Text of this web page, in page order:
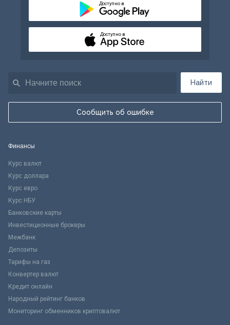
Найти
Сообщить об ошибке
Доступно в
Доступно в
Финансы
Курс валют
Курс доллара
Курс евро
Курс НБУ
Банковские карты
Инвестиционные брокеры
Межбанк
Депозиты
Тарифы на газ
Конвертер валют
Кредит онлайн
Народный рейтинг банков
Мониторинг обменников криптовалют